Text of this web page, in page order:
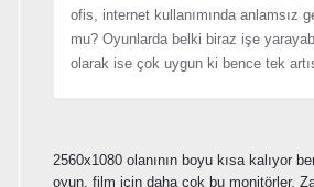
ofis, internet kullanımında anlamsız
mu? Oyunlarda belki biraz işe
olarak ise çok uygun ki bence tek
2560x1080 olanının boyu kısa kalıyor
oyun, film için daha çok bu monitörler.